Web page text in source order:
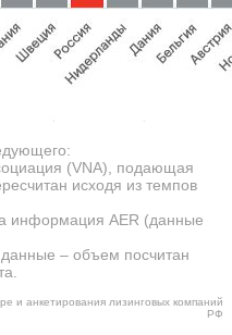
(VNA), подающая
исходя из темпов
информация AER (данные
– объем посчитан
и анкетирования лизинговых компаний
РФ